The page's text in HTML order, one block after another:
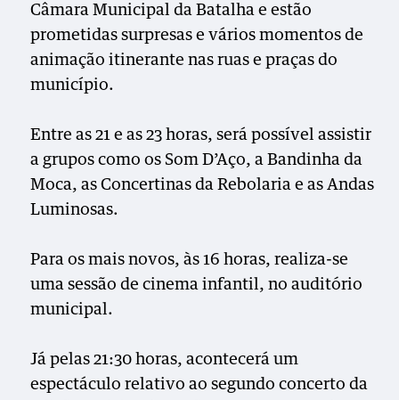
Câmara Municipal da Batalha e estão
prometidas surpresas e vários momentos de
animação itinerante nas ruas e praças do
município.
Entre as 21 e as 23 horas, será possível assistir
a grupos como os Som D’Aço, a Bandinha da
Moca, as Concertinas da Rebolaria e as Andas
Luminosas.
Para os mais novos, às 16 horas, realiza-se
uma sessão de cinema infantil, no auditório
municipal.
Já pelas 21:30 horas, acontecerá um
espectáculo relativo ao segundo concerto da